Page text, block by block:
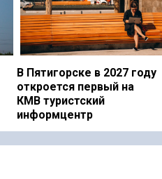
В Пятигорске в 2027 году
откроется первый на
КМВ туристский
информцентр